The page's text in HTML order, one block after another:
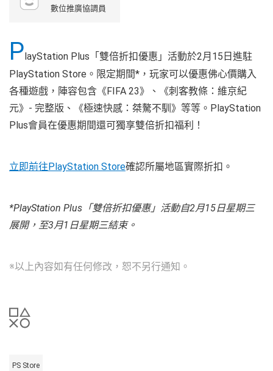
數位推廣協調員
PlayStation Plus「雙倍折扣優惠」活動於2月15日進駐
PlayStation Store。限定期間*，玩家可以優惠佛心價購入
各種遊戲，陣容包含《FIFA 23》、《刺客教條：維京紀
元》- 完整版、《極速快感：桀驁不馴》等等。PlayStation
Plus會員在優惠期間還可獨享雙倍折扣福利！
立即前往PlayStation Store確認所屬地區實際折扣。
*PlayStation Plus 「雙倍折扣優惠」活動自2月15日星期三
展開，至3月1 日星期三結束。
※以上內容如有任何修改，恕不另行通知。
PS Store